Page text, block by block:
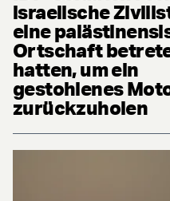
israelische
eine
Ortschaft
hatten, um ein
gestohlenes
zurückzuholen